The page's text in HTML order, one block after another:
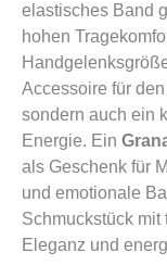
elastisches Band
hohen
Accessoire für
sondern auch ein
Energie. Ein
als Geschenk für
und emotionale
Schmuckstück mit
Eleganz und